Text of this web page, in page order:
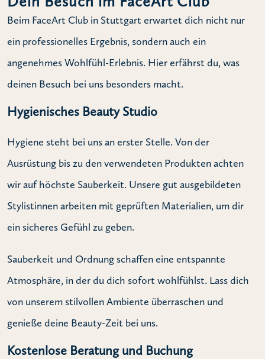
Beim FaceArt Club in Stuttgart erwartet dich nicht nur
ein professionelles Ergebnis, sondern auch ein
angenehmes Wohlfühl-Erlebnis. Hier erfährst du, was
deinen Besuch bei uns besonders macht.
Hygienisches Beauty Studio
Hygiene steht bei uns an erster Stelle. Von der
Ausrüstung bis zu den verwendeten Produkten achten
wir auf höchste Sauberkeit. Unsere gut ausgebildeten
Stylistinnen arbeiten mit geprüften Materialien, um dir
ein sicheres Gefühl zu geben.
Sauberkeit und Ordnung schaffen eine entspannte
Atmosphäre, in der du dich sofort wohlfühlst. Lass dich
von unserem stilvollen Ambiente überraschen und
genieße deine Beauty-Zeit bei uns.
Kostenlose Beratung und Buchung